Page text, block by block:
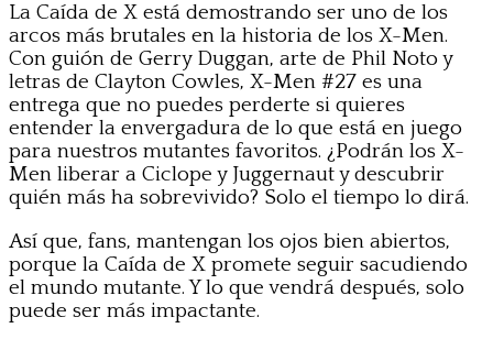
La Caída de X está demostrando ser uno de los
arcos más brutales en la historia de los X-Men.
Con guión de Gerry Duggan, arte de Phil Noto y
letras de Clayton Cowles, X-Men #27 es una
entrega que no puedes perderte si quieres
entender la envergadura de lo que está en juego
para nuestros mutantes favoritos. ¿Podrán los X-
Men liberar a Ciclope y Juggernaut y descubrir
quién más ha sobrevivido? Solo el tiempo lo dirá.
Así que, fans, mantengan los ojos bien abiertos,
porque la Caída de X promete seguir sacudiendo
el mundo mutante. Y lo que vendrá después, solo
puede ser más impactante.